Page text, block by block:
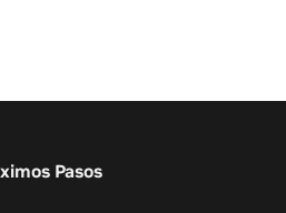
Pasos